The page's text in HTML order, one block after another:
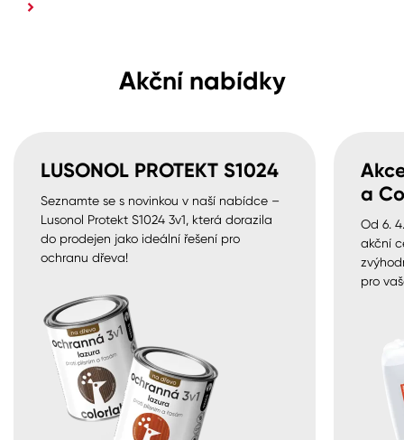
Akční nabídky
LUSONOL PROTEKT S1024
Seznamte se s novinkou v naší nabídce –
Lusonol Protekt S1024 3v1, která dorazila
do prodejen jako ideální řešení pro
ochranu dřeva!
a
Od 6.
akční
pro